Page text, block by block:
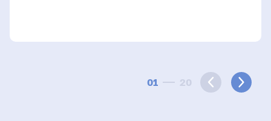
01 20